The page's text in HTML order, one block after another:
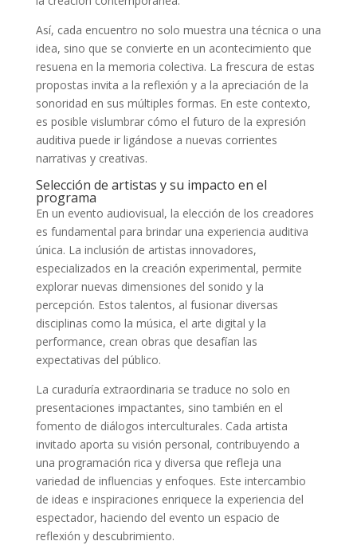
Así, cada encuentro no solo muestra una técnica o una
idea, sino que se convierte en un acontecimiento que
resuena en la memoria colectiva. La frescura de estas
propostas invita a la reflexión y a la apreciación de la
sonoridad en sus múltiples formas. En este contexto,
es posible vislumbrar cómo el futuro de la expresión
auditiva puede ir ligándose a nuevas corrientes
narrativas y creativas.
Selección de artistas y su impacto en el
programa
En un evento audiovisual, la elección de los creadores
es fundamental para brindar una experiencia auditiva
única. La inclusión de artistas innovadores,
especializados en la creación experimental, permite
explorar nuevas dimensiones del sonido y la
percepción. Estos talentos, al fusionar diversas
disciplinas como la música, el arte digital y la
performance, crean obras que desafían las
expectativas del público.
La curaduría extraordinaria se traduce no solo en
presentaciones impactantes, sino también en el
fomento de diálogos interculturales. Cada artista
invitado aporta su visión personal, contribuyendo a
una programación rica y diversa que refleja una
variedad de influencias y enfoques. Este intercambio
de ideas e inspiraciones enriquece la experiencia del
espectador, haciendo del evento un espacio de
reflexión y descubrimiento.